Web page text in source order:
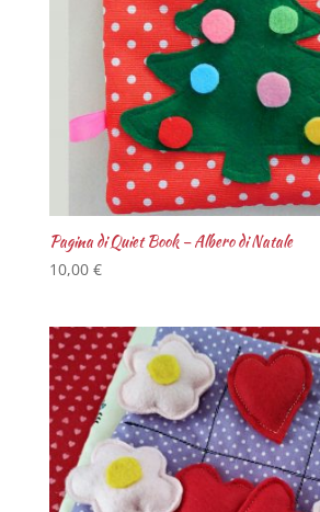
Pagina di Quiet Book – Albero di Natale
10,00 €